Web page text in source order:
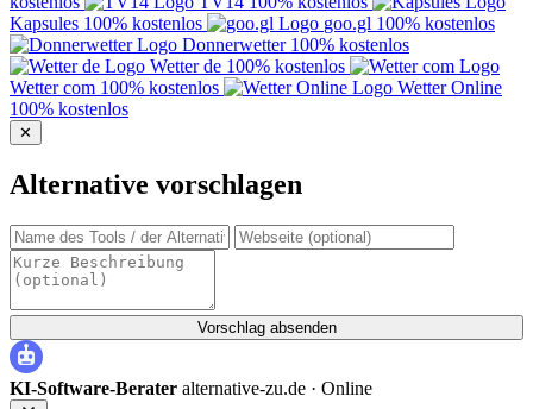
Kapsules 100% kostenlos goo.gl 100% kostenlos
Donnerwetter 100% kostenlos
Wetter de 100% kostenlos
Wetter com 100% kostenlos
Wetter Online
100% kostenlos
✕
Alternative vorschlagen
Vorschlag absenden
KI-Software-Berater alternative-zu.de · Online